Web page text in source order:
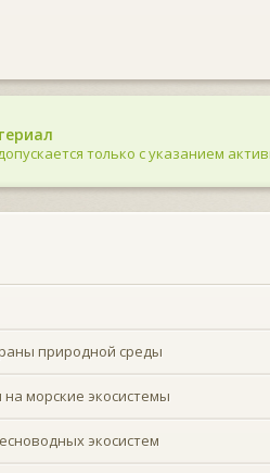
только с указанием
природной среды
морские экосистемы
экосистем